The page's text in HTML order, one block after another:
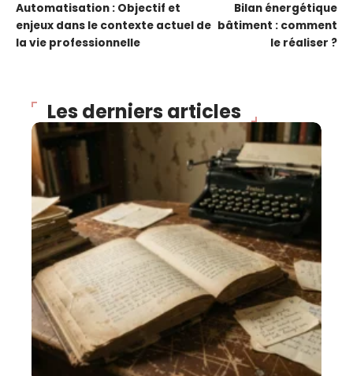
Automatisation : Objectif et
enjeux dans le contexte actuel de
la vie professionnelle
Bilan énergétique
bâtiment : comment
le réaliser ?
Les derniers articles